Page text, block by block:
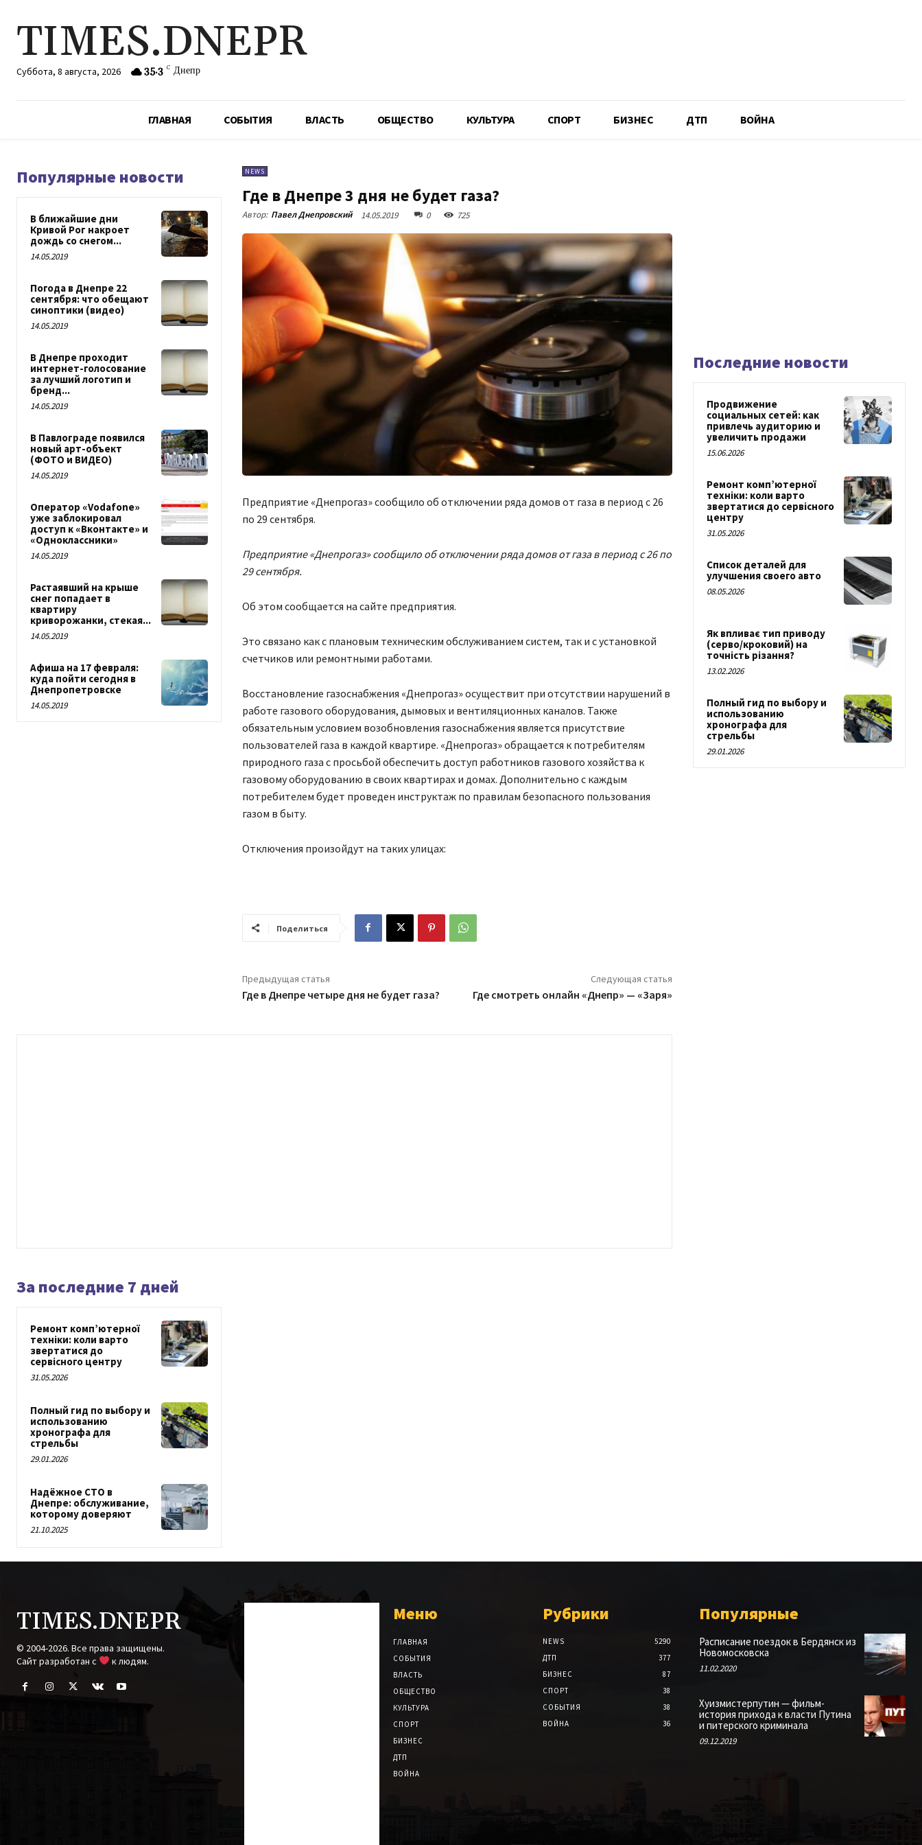
TIMES.DNEPR
Суббота, 8 августа, 2026 35.3 C Днепр
ГЛАВНАЯ СОБЫТИЯ ВЛАСТЬ ОБЩЕСТВО КУЛЬТУРА СПОРТ БИЗНЕС ДТП ВОЙНА
Популярные новости
В ближайшие дни
Кривой Рог накроет
дождь со снегом...
14.05.2019
Погода в Днепре 22
сентября: что обещают
синоптики (видео)
14.05.2019
В Днепре проходит
интернет-голосование
за лучший логотип и
бренд...
14.05.2019
В Павлограде появился
новый арт-объект
(ФОТО и ВИДЕО)
14.05.2019
Оператор «Vodafone»
уже заблокировал
доступ к «Вконтакте» и
«Одноклассники»
14.05.2019
Растаявший на крыше
снег попадает в
квартиру
криворожанки, стекая...
14.05.2019
Афиша на 17 февраля:
куда пойти сегодня в
Днепропетровске
14.05.2019
NEWS
Где в Днепре 3 дня не будет газа?
Автор: Павел Днепровский 14.05.2019 0 725
Предприятие «Днепрогаз» сообщило об отключении ряда домов от газа в период с 26
по 29 сентября.
Предприятие «Днепрогаз» сообщило об отключении ряда домов от газа в период с 26 по
29 сентября.
Об этом сообщается на сайте предприятия.
Это связано как с плановым техническим обслуживанием систем, так и с установкой
счетчиков или ремонтными работами.
Восстановление газоснабжения «Днепрогаз» осуществит при отсутствии нарушений в
работе газового оборудования, дымовых и вентиляционных каналов. Также
обязательным условием возобновления газоснабжения является присутствие
пользователей газа в каждой квартире. «Днепрогаз» обращается к потребителям
природного газа с просьбой обеспечить доступ работников газового хозяйства к
газовому оборудованию в своих квартирах и домах. Дополнительно с каждым
потребителем будет проведен инструктаж по правилам безопасного пользования
газом в быту.
Отключения произойдут на таких улицах:
Поделиться
Предыдущая статья
Где в Днепре четыре дня не будет газа?
Следующая статья
Где смотреть онлайн «Днепр» — «Заря»
За последние 7 дней
Ремонт комп’ютерної
техніки: коли варто
звертатися до
сервісного центру
31.05.2026
Полный гид по выбору и
использованию
хронографа для
стрельбы
29.01.2026
Надёжное СТО в
Днепре: обслуживание,
которому доверяют
21.10.2025
Последние новости
Продвижение
социальных сетей: как
привлечь аудиторию и
увеличить продажи
15.06.2026
Ремонт комп’ютерної
техніки: коли варто
звертатися до сервісного
центру
31.05.2026
Список деталей для
улучшения своего авто
08.05.2026
Як впливає тип приводу
(серво/кроковий) на
точність різання?
13.02.2026
Полный гид по выбору и
использованию
хронографа для
стрельбы
29.01.2026
TIMES.DNEPR
© 2004-2026. Все права защищены.
Cайт разработан с
к людям.
Меню
ГЛАВНАЯ
СОБЫТИЯ
ВЛАСТЬ
ОБЩЕСТВО
КУЛЬТУРА
СПОРТ
БИЗНЕС
ДТП
ВОЙНА
Рубрики
NEWS
5290
ДТП
377
БИЗНЕС
87
СПОРТ
38
СОБЫТИЯ
38
ВОЙНА
36
Популярные
Расписание поездок в Бердянск из
Новомосковска
11.02.2020
Хуизмистерпутин — фильм-
история прихода к власти Путина
и питерского криминала
09.12.2019